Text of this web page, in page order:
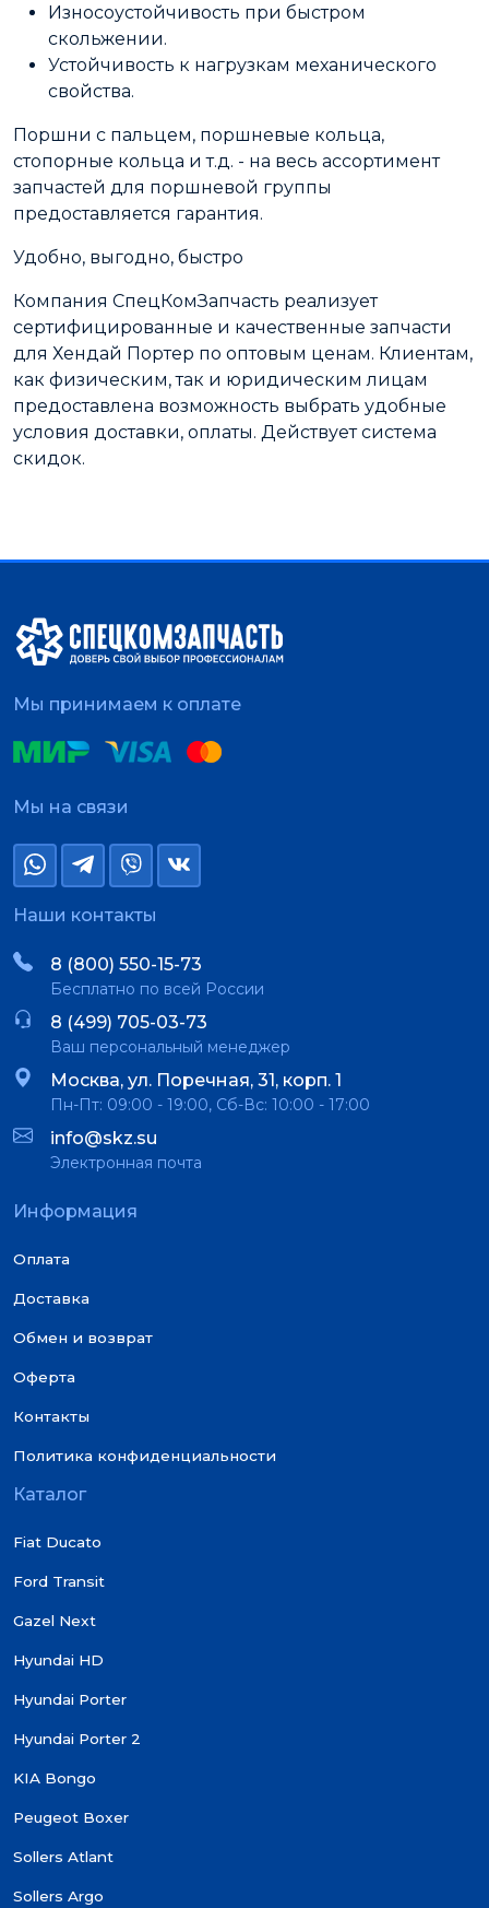
Износоустойчивость при быстром
скольжении.
Устойчивость к нагрузкам механического
свойства.
Поршни с пальцем, поршневые кольца,
стопорные кольца и т.д. - на весь ассортимент
запчастей для поршневой группы
предоставляется гарантия.
Удобно, выгодно, быстро
Компания СпецКомЗапчасть реализует
сертифицированные и качественные запчасти
для Хендай Портер по оптовым ценам. Клиентам,
как физическим, так и юридическим лицам
предоставлена возможность выбрать удобные
условия доставки, оплаты. Действует система
скидок.
Мы принимаем к оплате
Мы на связи
Наши контакты
8 (800) 550-15-73
Бесплатно по всей России
8 (499) 705-03-73
Ваш персональный менеджер
Москва, ул. Поречная, 31, корп. 1
Пн-Пт: 09:00 - 19:00, Сб-Вс: 10:00 - 17:00
info@skz.su
Электронная почта
Информация
Оплата
Доставка
Обмен и возврат
Оферта
Контакты
Политика конфиденциальности
Каталог
Fiat Ducato
Ford Transit
Gazel Next
Hyundai HD
Hyundai Porter
Hyundai Porter 2
KIA Bongo
Peugeot Boxer
Sollers Atlant
Sollers Argo